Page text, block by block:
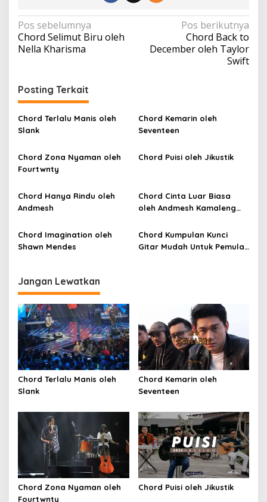
N
a
g
a
s
p
o
s
Pos sebelumnya
Chord Selimut Biru oleh
Nella Kharisma
Pos berikutnya
Chord Back to
December oleh Taylor
Swift
Posting Terkait
Chord Terlalu Manis oleh
Slank
Chord Kemarin oleh
Seventeen
Chord Zona Nyaman oleh
Fourtwnty
Chord Puisi oleh Jikustik
Chord Hanya Rindu oleh
Andmesh
Chord Cinta Luar Biasa
oleh Andmesh Kamaleng
SKA)
Chord Imagination oleh
Shawn Mendes
Chord Kumpulan Kunci
Gitar Mudah Untuk Pemula
Jangan Lewatkan
Chord Terlalu Manis oleh
Slank
Chord Kemarin oleh
Seventeen
Chord Zona Nyaman oleh
Fourtwnty
Chord Puisi oleh Jikustik